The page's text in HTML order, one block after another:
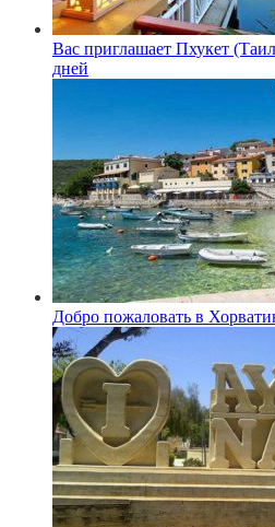
Вас приглашает Пхукет
дней
Добро пожаловать в